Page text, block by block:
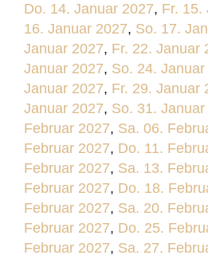
Do. 14. Januar 2027, Fr. 15.
16. Januar 2027, So. 17.
Januar 2027, Fr. 22. Januar
Januar 2027, So. 24. Januar
Januar 2027, Fr. 29. Januar
Januar 2027, So. 31. Januar
Februar 2027, Sa. 06.
Februar 2027, Do. 11.
Februar 2027, Sa. 13.
Februar 2027, Do. 18.
Februar 2027, Sa. 20.
Februar 2027, Do. 25.
Februar 2027, Sa. 27.